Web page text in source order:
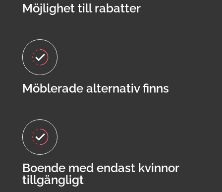
Möjlighet till rabatter
Möblerade alternativ finns
Boende med endast kvinnor
tillgängligt